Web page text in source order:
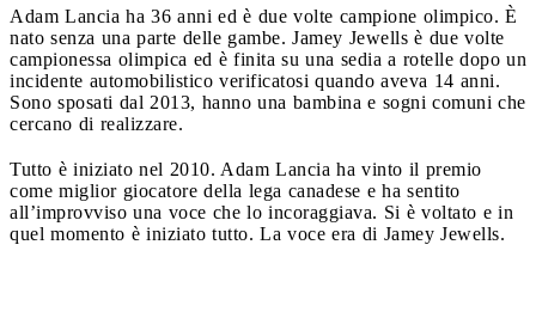
Adam Lancia ha 36 anni ed è due volte campione olimpico. È
nato senza una parte delle gambe. Jamey Jewells è due volte
campionessa olimpica ed è finita su una sedia a rotelle dopo un
incidente automobilistico verificatosi quando aveva 14 anni.
Sono sposati dal 2013, hanno una bambina e sogni comuni che
cercano di realizzare.
Tutto è iniziato nel 2010. Adam Lancia ha vinto il premio
come miglior giocatore della lega canadese e ha sentito
all’improvviso una voce che lo incoraggiava. Si è voltato e in
quel momento è iniziato tutto. La voce era di Jamey Jewells.